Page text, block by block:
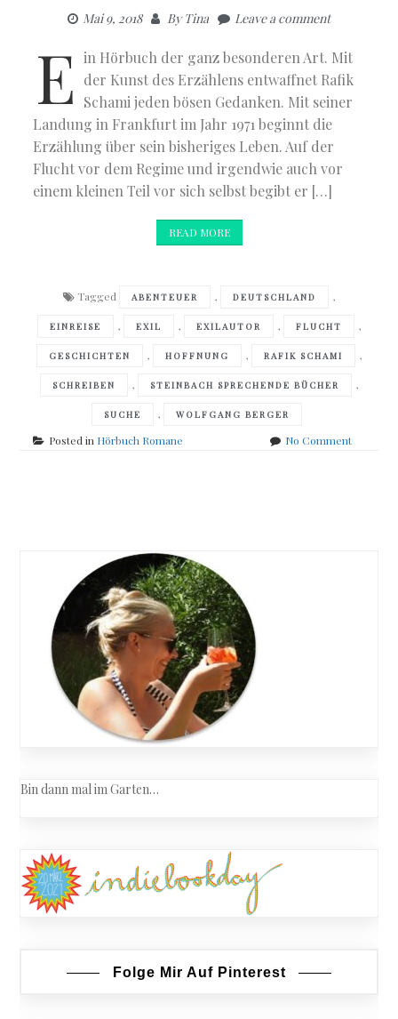
Mai 9, 2018 ByTina Leave a comment
E in Hörbuch der ganz besonderen Art. Mit
der Kunst des Erzählens entwaffnet Rafik
Schami jeden bösen Gedanken. Mit seiner
Landung in Frankfurt im Jahr 1971 beginnt die
Erzählung über sein bisheriges Leben. Auf der
Flucht vor dem Regime und irgendwie auch vor
einem kleinen Teil vor sich selbst begibt er […]
READ MORE
Tagged ABENTEUER , DEUTSCHLAND ,
EINREISE , EXIL , EXILAUTOR , FLUCHT ,
GESCHICHTEN , HOFFNUNG , RAFIK SCHAMI ,
SCHREIBEN , STEINBACH SPRECHENDE BÜCHER ,
SUCHE , WOLFGANG BERGER
Posted in Hörbuch Romane No Commenton
navigation
Bin dann mal im Garten…
Folge Mir Auf Pinterest